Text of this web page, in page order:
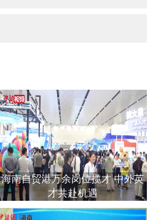
海南自贸港万余岗位揽才 中外英
才共赴机遇